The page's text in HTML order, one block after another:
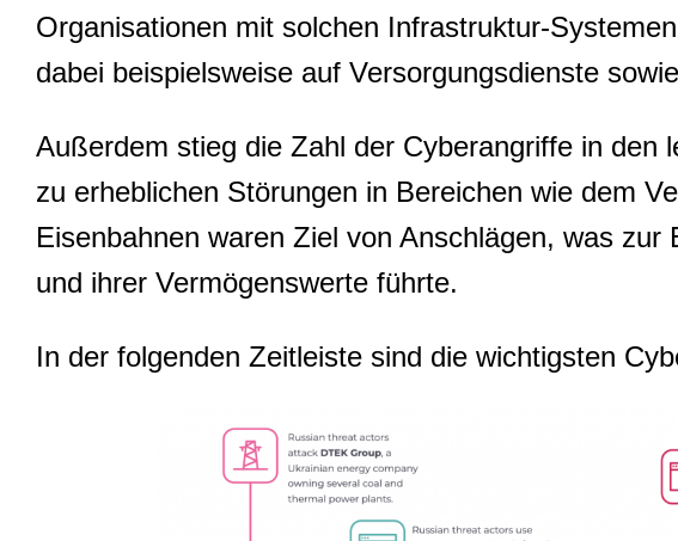
Organisationen mit solchen Infrastruktur-
dabei beispielsweise auf Versorgungsdienste
Außerdem stieg die Zahl der Cyberangriffe in
zu erheblichen Störungen in Bereichen wie dem
Eisenbahnen waren Ziel von Anschlägen, was
und ihrer Vermögenswerte führte.
In der folgenden Zeitleiste sind die wichtigsten